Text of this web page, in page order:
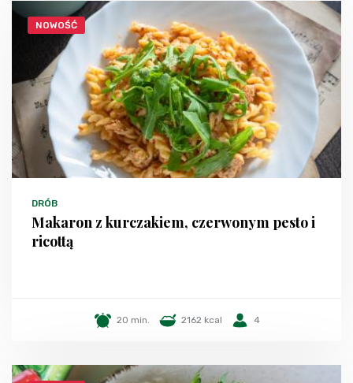
NOWOŚĆ
DRÓB
Makaron z kurczakiem, czerwonym pesto i
ricottą
20 min. 2162 kcal 4